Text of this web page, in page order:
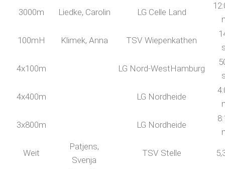
3000m Liedke, Carolin LG Celle Land
100mH Klimek, Anna TSV Wiepenkathen
4x100m LG Nord-WestHamburg
4x400m LG Nordheide
3x800m LG Nordheide
Weit
Patjens,
Svenja
TSV Stelle